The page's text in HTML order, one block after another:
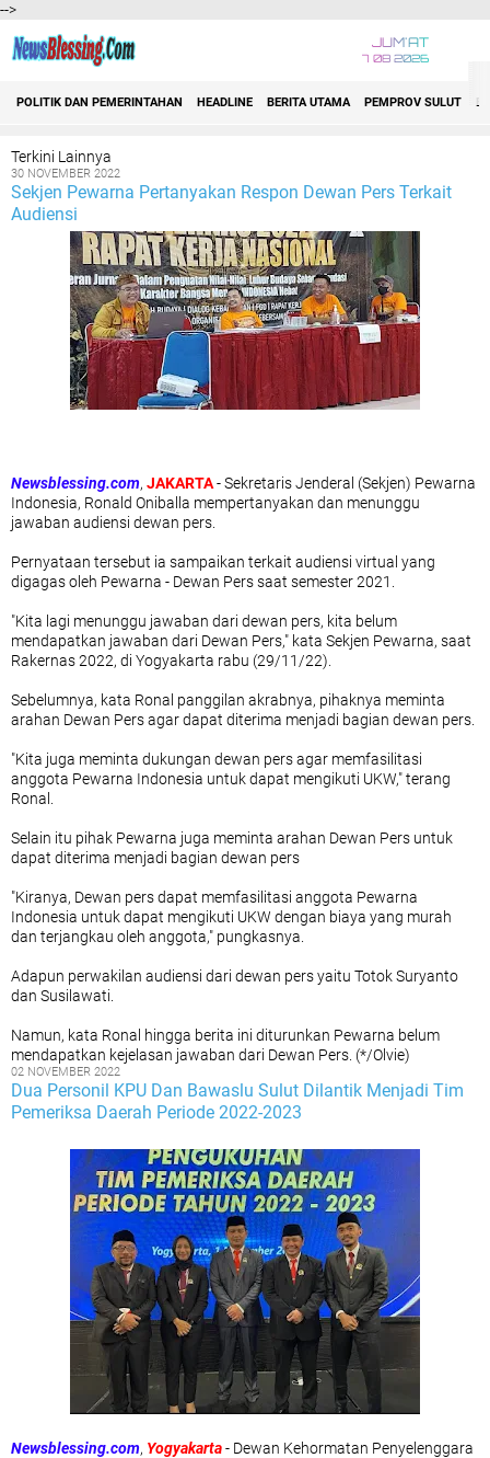
-->
JUM'AT
7 08 2026
2021
Biaro
Bitung
Bolmong Raya
Event
Indonesia
Internasional
Minahasa
Nasional
Politik dan Pemerintahan
Religi
Sanger
Sport
Sulut
Talaud
ekonomi dan bisnis
kesehatan
tutorial
viral
POLITIK DAN PEMERINTAHAN HEADLINE BERITA UTAMA PEMPROV SULUT
Terkini Lainnya
30 NOVEMBER 2022
Sekjen Pewarna Pertanyakan Respon Dewan Pers Terkait
Audiensi
Newsblessing.com, JAKARTA- Sekretaris Jenderal (Sekjen) Pewarna
Indonesia, Ronald Oniballa mempertanyakan dan menunggu
jawaban audiensi dewan pers.
Pernyataan tersebut ia sampaikan terkait audiensi virtual yang
digagas oleh Pewarna - Dewan Pers saat semester 2021.
"Kita lagi menunggu jawaban dari dewan pers, kita belum
mendapatkan jawaban dari Dewan Pers," kata Sekjen Pewarna, saat
Rakernas 2022, di Yogyakarta rabu (29/11/22).
Sebelumnya, kata Ronal panggilan akrabnya, pihaknya meminta
arahan Dewan Pers agar dapat diterima menjadi bagian dewan pers.
"Kita juga meminta dukungan dewan pers agar memfasilitasi
anggota Pewarna Indonesia untuk dapat mengikuti UKW," terang
Ronal.
Selain itu pihak Pewarna juga meminta arahan Dewan Pers untuk
dapat diterima menjadi bagian dewan pers
"Kiranya, Dewan pers dapat memfasilitasi anggota Pewarna
Indonesia untuk dapat mengikuti UKW dengan biaya yang murah
dan terjangkau oleh anggota," pungkasnya.
Adapun perwakilan audiensi dari dewan pers yaitu Totok Suryanto
dan Susilawati.
Namun, kata Ronal hingga berita ini diturunkan Pewarna belum
mendapatkan kejelasan jawaban dari Dewan Pers. (*/Olvie)
02 NOVEMBER 2022
Dua Personil KPU Dan Bawaslu Sulut Dilantik Menjadi Tim
Pemeriksa Daerah Periode 2022-2023
Newsblessing.com, Yogyakarta- Dewan Kehormatan Penyelenggara